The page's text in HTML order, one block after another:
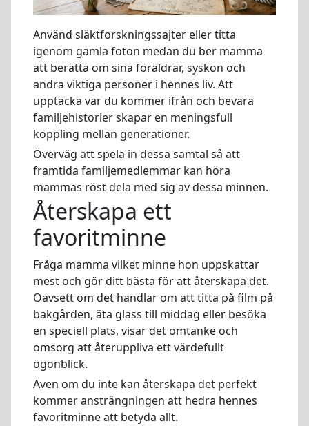
Använd släktforskningssajter eller titta
igenom gamla foton medan du ber mamma
att berätta om sina föräldrar, syskon och
andra viktiga personer i hennes liv. Att
upptäcka var du kommer ifrån och bevara
familjehistorier skapar en meningsfull
koppling mellan generationer.
Överväg att spela in dessa samtal så att
framtida familjemedlemmar kan höra
mammas röst dela med sig av dessa minnen.
Återskapa ett
favoritminne
Fråga mamma vilket minne hon uppskattar
mest och gör ditt bästa för att återskapa det.
Oavsett om det handlar om att titta på film på
bakgården, äta glass till middag eller besöka
en speciell plats, visar det omtanke och
omsorg att återuppliva ett värdefullt
ögonblick.
Även om du inte kan återskapa det perfekt
kommer ansträngningen att hedra hennes
favoritminne att betyda allt.